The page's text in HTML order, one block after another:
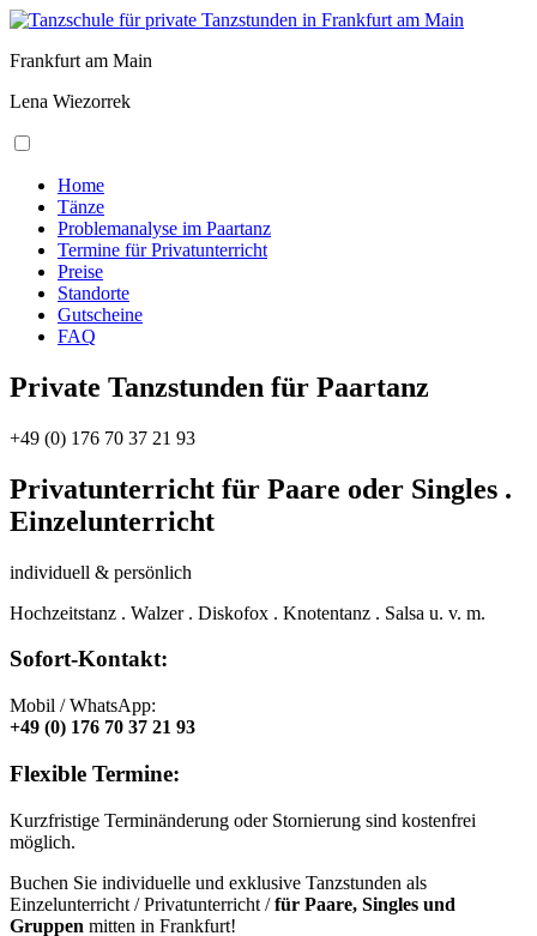
Frankfurt am Main
Lena Wiezorrek
Home
Tänze
Problemanalyse im Paartanz
Termine für Privatunterricht
Preise
Standorte
Gutscheine
FAQ
Private Tanzstunden für Paartanz
+49 (0) 176 70 37 21 93
Privatunterricht für Paare oder Singles .
Einzelunterricht
individuell & persönlich
Hochzeitstanz . Walzer . Diskofox . Knotentanz . Salsa u. v. m.
Sofort-Kontakt:
Mobil / WhatsApp:
+49 (0) 176 70 37 21 93
Flexible Termine:
Kurzfristige Terminänderung oder Stornierung sind kostenfrei
möglich.
Buchen Sie individuelle und exklusive Tanzstunden als
Einzelunterricht / Privatunterricht /für Paare, Singles und
Gruppen mitten in Frankfurt!